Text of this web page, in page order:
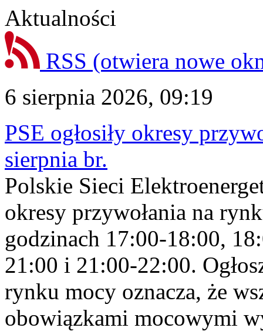
Aktualności
RSS (otwiera nowe
6 sierpnia 2026, 09:19
PSE ogłosiły okresy
sierpnia br.
Polskie Sieci
okresy przywołania na
godzinach 17:00-18:00,
21:00 i 21:00-22:00.
rynku mocy oznacza, że
obowiązkami mocowymi